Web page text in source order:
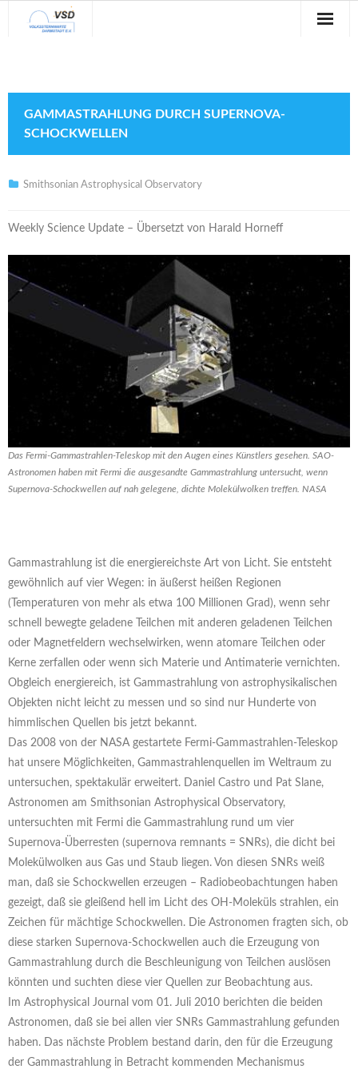
Veranstaltungen
Verein
GAMMASTRAHLUNG DURCH SUPERNOVA-
SCHOCKWELLEN
Smithsonian Astrophysical Observatory
Weekly Science Update – Übersetzt von Harald Horneff
Das Fermi-Gammastrahlen-Teleskop mit den Augen eines Künstlers gesehen. SAO-
Astronomen haben mit Fermi die ausgesandte Gammastrahlung untersucht, wenn
Supernova-Schockwellen auf nah gelegene, dichte Molekülwolken treffen. NASA
Gammastrahlung ist die energiereichste Art von Licht. Sie entsteht
gewöhnlich auf vier Wegen: in äußerst heißen Regionen
(Temperaturen von mehr als etwa 100 Millionen Grad), wenn sehr
schnell bewegte geladene Teilchen mit anderen geladenen Teilchen
oder Magnetfeldern wechselwirken, wenn atomare Teilchen oder
Kerne zerfallen oder wenn sich Materie und Antimaterie vernichten.
Obgleich energiereich, ist Gammastrahlung von astrophysikalischen
Objekten nicht leicht zu messen und so sind nur Hunderte von
himmlischen Quellen bis jetzt bekannt.
Das 2008 von der NASA gestartete Fermi-Gammastrahlen-Teleskop
hat unsere Möglichkeiten, Gammastrahlenquellen im Weltraum zu
untersuchen, spektakulär erweitert. Daniel Castro und Pat Slane,
Astronomen am Smithsonian Astrophysical Observatory,
untersuchten mit Fermi die Gammastrahlung rund um vier
Supernova-Überresten (supernova remnants = SNRs), die dicht bei
Molekülwolken aus Gas und Staub liegen. Von diesen SNRs weiß
man, daß sie Schockwellen erzeugen – Radiobeobachtungen haben
gezeigt, daß sie gleißend hell im Licht des OH-Moleküls strahlen, ein
Zeichen für mächtige Schockwellen. Die Astronomen fragten sich, ob
diese starken Supernova-Schockwellen auch die Erzeugung von
Gammastrahlung durch die Beschleunigung von Teilchen auslösen
könnten und suchten diese vier Quellen zur Beobachtung aus.
Im Astrophysical Journal vom 01. Juli 2010 berichten die beiden
Astronomen, daß sie bei allen vier SNRs Gammastrahlung gefunden
haben. Das nächste Problem bestand darin, den für die Erzeugung
der Gammastrahlung in Betracht kommenden Mechanismus